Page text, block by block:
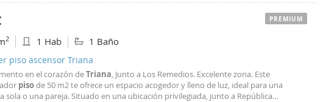
2 1 Hab 1 Baño
piso ascensor Triana
en el corazón deTriana, Junto a Los Remedios. Excelente zona. Este
pisode 50 m2 te ofrece un espacio acogedor y lleno de luz, ideal para una
sola o una pareja. Situado en una ubicación privilegiada, junto a República
PREMIUM